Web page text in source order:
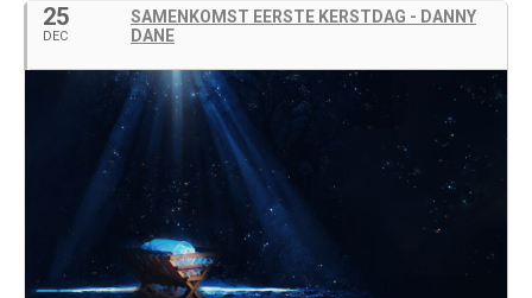
25
DEC
SAMENKOMST EERSTE KERSTDAG - DANNY
DANE